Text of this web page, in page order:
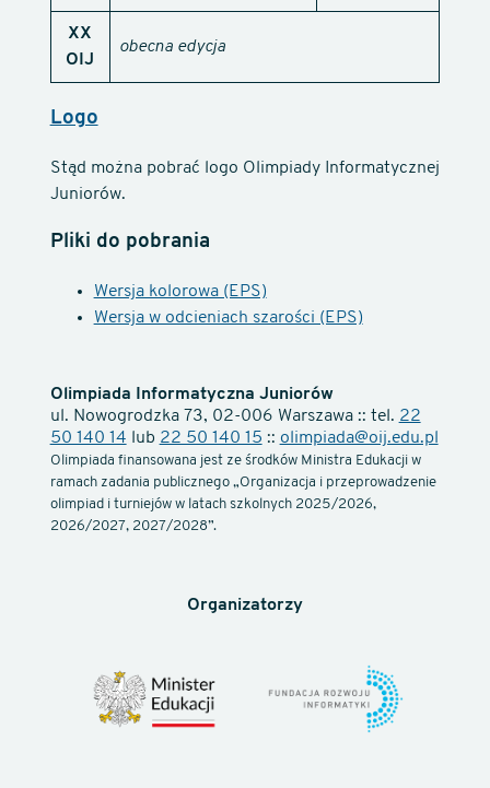
XX
OIJ
obecna edycja
Logo
Stąd można pobrać logo Olimpiady Informatycznej
Juniorów.
Pliki do pobrania
Wersja kolorowa (EPS)
Wersja w odcieniach szarości (EPS)
Olimpiada Informatyczna Juniorów
ul. Nowogrodzka 73, 02-006 Warszawa :: tel. 22
50 140 14 lub 22 50 140 15 :: olimpiada@oij.edu.pl
Olimpiada finansowana jest ze środków Ministra Edukacji w
ramach zadania publicznego „Organizacja i przeprowadzenie
olimpiad i turniejów w latach szkolnych 2025/2026,
2026/2027, 2027/2028”.
Organizatorzy